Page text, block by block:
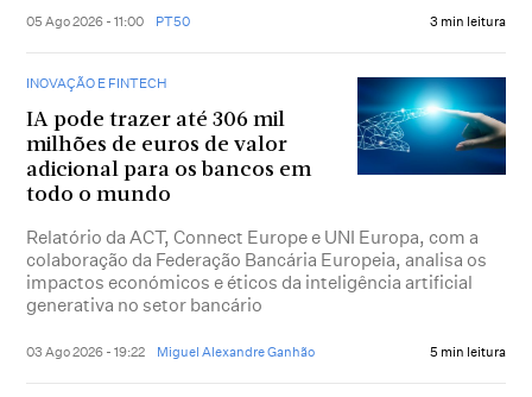
05 Ago 2026 - 11:00 PT50 3 min leitura
INOVAÇÃO E FINTECH
IA pode trazer até 306 mil
milhões de euros de valor
adicional para os bancos em
todo o mundo
Relatório da ACT, Connect Europe e UNI Europa, com a
colaboração da Federação Bancária Europeia, analisa os
impactos económicos e éticos da inteligência artificial
generativa no setor bancário
03 Ago 2026 - 19:22 Miguel Alexandre Ganhão 5 min leitura